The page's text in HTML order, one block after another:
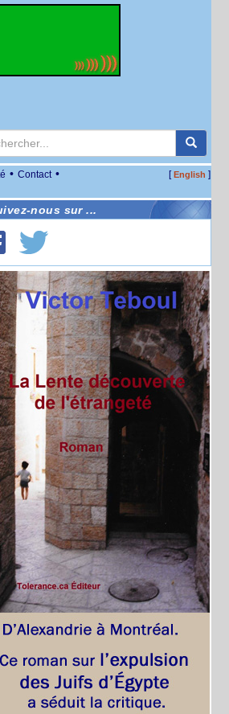
• Contact • [English ]
nous sur ...